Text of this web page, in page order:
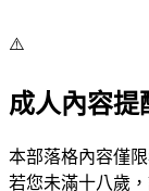
⚠️
成人內容提
本部落格內容僅
若您未滿十八歲